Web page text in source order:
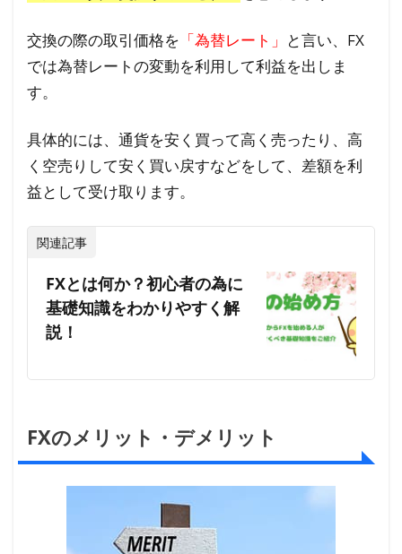
す
め
資
株
式
5.1
投資
のメ
リッ
交換の際の取引価格を 「為替レート」 と言い、FX
では為替レートの変動を利用して利益を出しま
す。
具体的には、通貨を安く買って高く売ったり、高
く空売りして安く買い戻すなどをして、差額を利
益として受け取ります。
関連記事
FXとは何か？初心者の為に
基礎知識をわかりやすく解
説！
FXのメリット・デメリット